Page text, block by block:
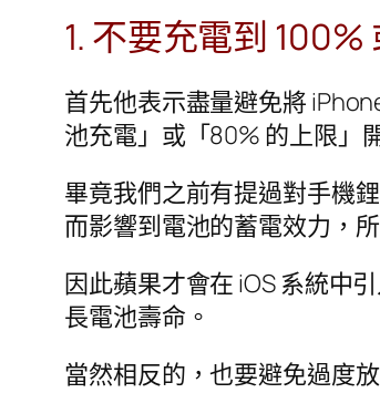
1. 不要充電到
首先他表示盡量避免將
池充電」或「80% 的上限」
畢竟我們之前有提過對手機
而影響到電池的蓄電效力，
因此蘋果才會在 iOS 系統中
長電池壽命。
當然相反的，也要避免過度